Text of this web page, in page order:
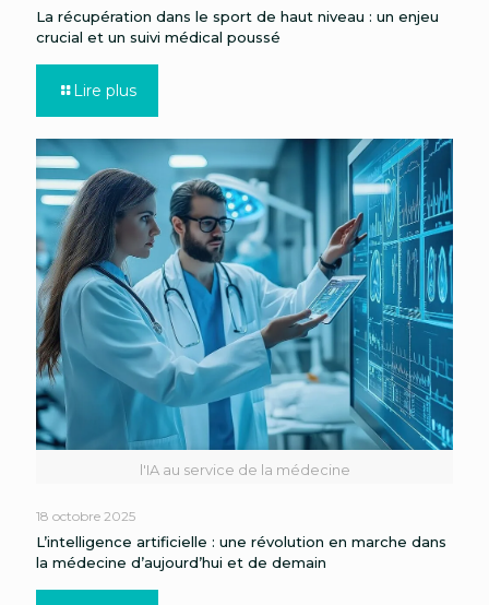
La récupération dans le sport de haut niveau : un enjeu
crucial et un suivi médical poussé
Lire plus
l'IA au service de la médecine
18 octobre 2025
L’intelligence artificielle : une révolution en marche dans
la médecine d’aujourd’hui et de demain